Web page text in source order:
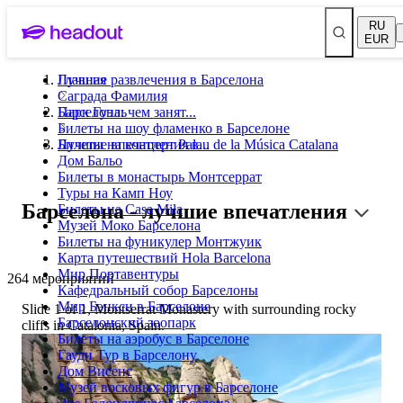
RU
EUR
Лучшие развлечения в Барселона
Саграда Фамилия
Парк Гуэль
Билеты на шоу фламенко в Барселоне
Билеты на концерт Palau de la Música Catalana
Дом Бальо
Билеты в монастырь Монтсеррат
Туры на Камп Ноу
Билеты на Casa Mila
Музей Моко Барселона
Билеты на фуникулер Монтжуик
Карта путешествий Hola Barcelona
Мир Портавентуры
Кафедральный собор Барселоны
Мир Бэнкси в Барселоне
Барселонский зоопарк
Билеты на аэробус в Барселоне
Гауди Тур в Барселону
Дом Висенс
Музей восковых фигур в Барселоне
Главная
Барселона: чем занят...
Лучшие впечатления в...
Барселона - лучшие впечатления
264 мероприятий
Slide 1 of 1, Montserrat Monastery with surrounding rocky
cliffs in Catalonia, Spain.